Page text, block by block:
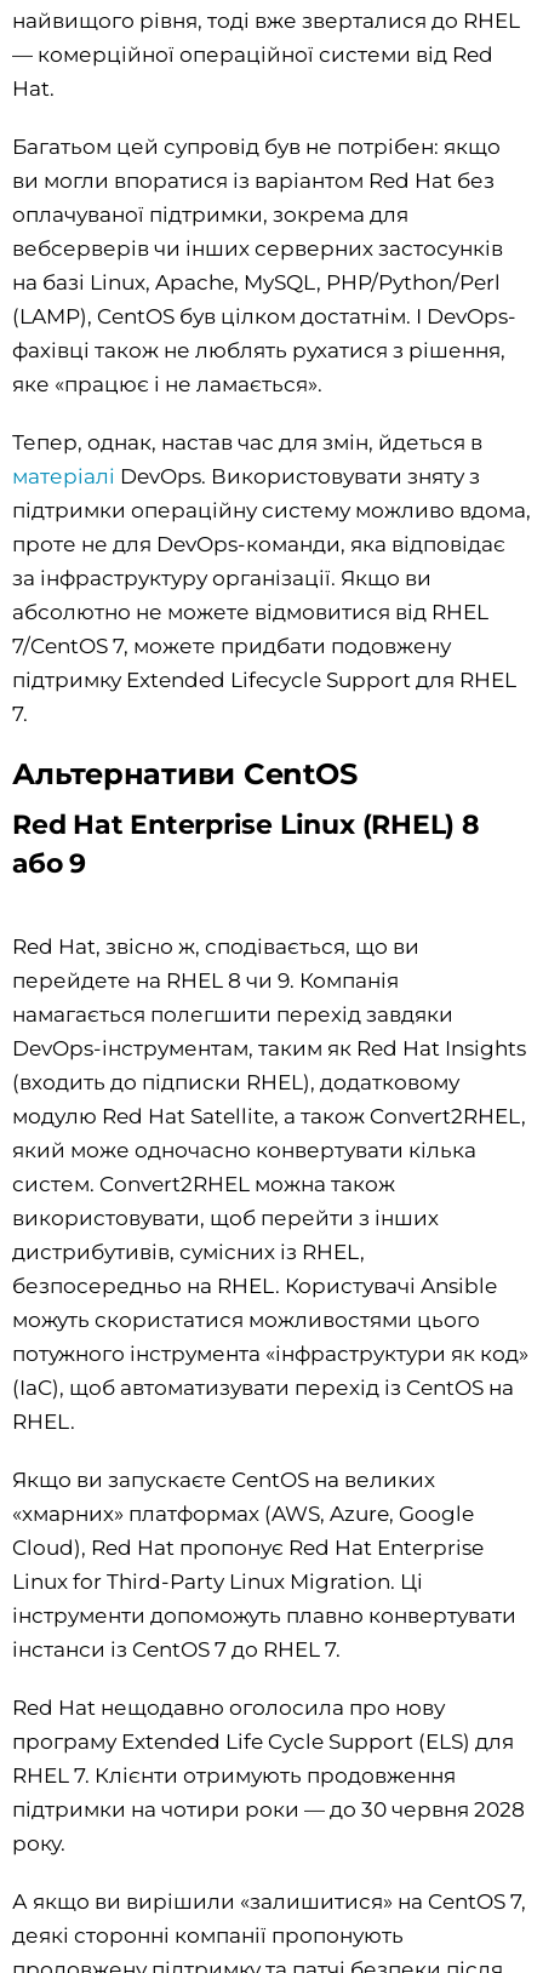
найвищого рівня, тоді вже зверталися до RHEL
— комерційної операційної системи від Red
Hat.
Багатьом цей супровід був не потрібен: якщо
ви могли впоратися із варіантом Red Hat без
оплачуваної підтримки, зокрема для
вебсерверів чи інших серверних застосунків
на базі Linux, Apache, MySQL, PHP/Python/Perl
(LAMP), CentOS був цілком достатнім. І DevOps-
фахівці також не люблять рухатися з рішення,
яке «працює і не ламається».
Тепер, однак, настав час для змін, йдеться в
матеріалі DevOps. Використовувати зняту з
підтримки операційну систему можливо вдома,
проте не для DevOps-команди, яка відповідає
за інфраструктуру організації. Якщо ви
абсолютно не можете відмовитися від RHEL
7/CentOS 7, можете придбати подовжену
підтримку Extended Lifecycle Support для RHEL
7.
Альтернативи CentOS
Red Hat Enterprise Linux (RHEL) 8
або 9
Red Hat, звісно ж, сподівається, що ви
перейдете на RHEL 8 чи 9. Компанія
намагається полегшити перехід завдяки
DevOps-інструментам, таким як Red Hat Insights
(входить до підписки RHEL), додатковому
модулю Red Hat Satellite, а також Convert2RHEL,
який може одночасно конвертувати кілька
систем. Convert2RHEL можна також
використовувати, щоб перейти з інших
дистрибутивів, сумісних із RHEL,
безпосередньо на RHEL. Користувачі Ansible
можуть скористатися можливостями цього
потужного інструмента «інфраструктури як код»
(IaC), щоб автоматизувати перехід із CentOS на
RHEL.
Якщо ви запускаєте CentOS на великих
«хмарних» платформах (AWS, Azure, Google
Cloud), Red Hat пропонує Red Hat Enterprise
Linux for Third-Party Linux Migration. Ці
інструменти допоможуть плавно конвертувати
інстанси із CentOS 7 до RHEL 7.
Red Hat нещодавно оголосила про нову
програму Extended Life Cycle Support (ELS) для
RHEL 7. Клієнти отримують продовження
підтримки на чотири роки — до 30 червня 2028
року.
А якщо ви вирішили «залишитися» на CentOS 7,
деякі сторонні компанії пропонують